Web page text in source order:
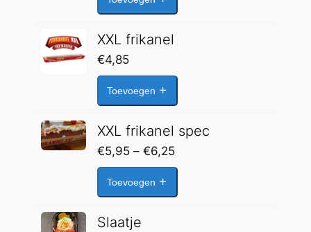
XXL frikanel
€4,85
Toevoegen
XXL frikanel spec
€5,95 – €6,25Prijsklasse:
€5,95
Toevoegen
Slaatje